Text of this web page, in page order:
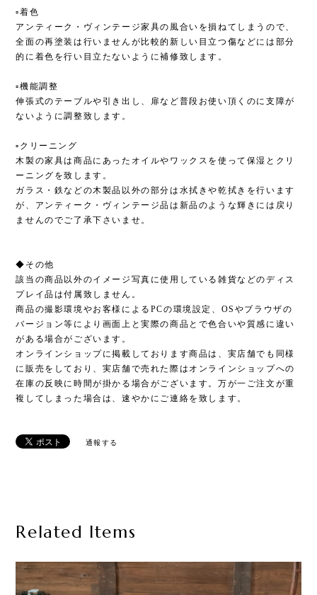
▫︎着色
アンティーク・ヴィンテージ家具の風合いを損ねてしまうので、
全面の再塗装は行いませんが比較的新しい目立つ傷などには部分
的に着色を行い目立たないように補修致します。
▫︎機能調整
伸張式のテーブルや引き出し、扉など普段お使い頂くのに支障が
ないように調整致します。
▫︎クリーニング
木製の家具は商品にあったオイルやワックスを使って保湿とクリ
ーニングを致します。
ガラス・鉄などの木製品以外の部分は水拭きや乾拭きを行います
が、アンティーク・ヴィンテージ品は新品のような輝きには戻り
ませんのでご了承下さいませ。
◆その他
該当の商品以外のイメージ写真に使用している雑貨などのディス
プレイ品は付属致しません。
商品の撮影環境やお客様によるPCの環境設定、OSやブラウザの
バージョン等により画面上と実際の商品とで色合いや質感に違い
がある場合がございます。
オンラインショップに掲載しております商品は、実店舗でも同様
に販売をしており、実店舗で売れた際はオンラインショップへの
在庫の反映に時間が掛かる場合がございます。万が一ご注文が重
複してしまった場合は、速やかにご連絡を致します。
通報する
Related Items